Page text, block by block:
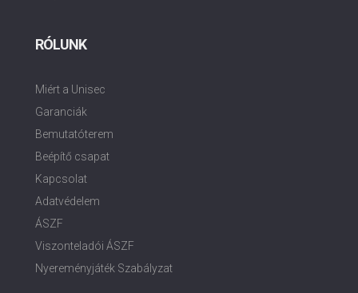
RÓLUNK
Miért a Unisec
Garanciák
Bemutatóterem
Beépítő csapat
Kapcsolat
Adatvédelem
ÁSZF
Viszonteladói ÁSZF
Nyereményjáték Szabályzat